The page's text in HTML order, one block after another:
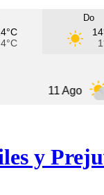
4°C
Do
9°C
y